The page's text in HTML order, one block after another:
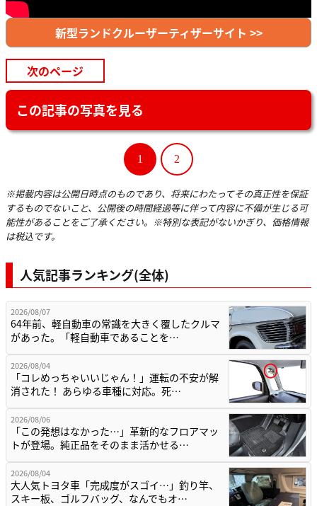
新型ランドクルーザーティザーサイト >>
次のページ
この記事の写真を見る
1 2
※掲載内容は公開日時点のものであり、将来にわたってその真正性を保証
するものでないこと、公開後の時間経過等に伴って内容に不備が生じる可
能性があることをご了承ください。※特別な表記がないかぎり、価格情報
は税込です。
人気記事ランキング(全体)
2026/08/07
64年前、軽自動車の常識を大きく覆したクルマ
があった。「軽自動車であることを…
2026/08/04
「コレめっちゃいいじゃん！」運転の不安が解
消された！ あらゆる車種に対応。死…
2026/08/06
「この発想はなかった…」革新的なフロアマッ
トが登場。純正品をそのまま活かせる…
2026/08/04
大人気トヨタ車「完成度がスゴイ…」釣り竿、
スキー板、ゴルフバッグ、なんでもオ…